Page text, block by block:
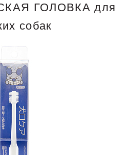
ГОЛОВКА для
собак